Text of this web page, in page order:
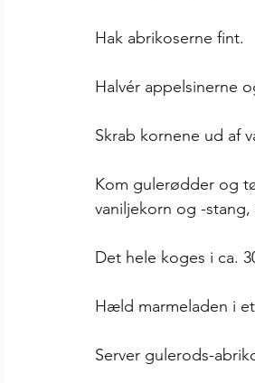
Hak abrikoserne fint.
Halvér appelsinerne
Skrab kornene ud af
Kom gulerødder og
vaniljekorn og -
Det hele koges i ca.
Hæld marmeladen i
Server gulerods-